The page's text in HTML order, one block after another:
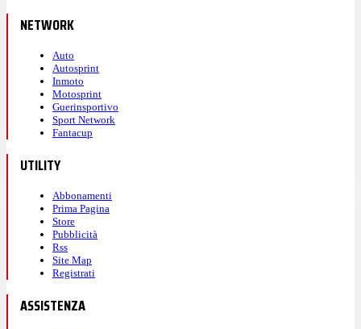
NETWORK
Auto
Autosprint
Inmoto
Motosprint
Guerinsportivo
Sport Network
Fantacup
UTILITY
Abbonamenti
Prima Pagina
Store
Pubblicità
Rss
Site Map
Registrati
ASSISTENZA